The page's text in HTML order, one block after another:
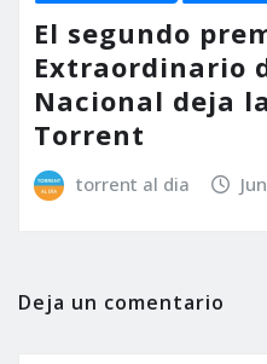
El segundo
Extraordinario
Nacional deja
Torrent
torrent al dia
Deja un comentario